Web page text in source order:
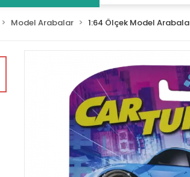
Model Arabalar 1:64 Ölçek Model